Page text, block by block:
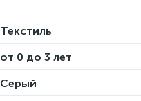
Текстиль
от 0 до 3 лет
Серый